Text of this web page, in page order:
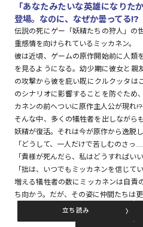
リキュー
コミックパ
コミックエ
閉じる
「あなたみたいな英雄になり
登場。なのに、なぜか曇ってる!?
伝説の死にゲー「妖精たちの狩人」の
重感情を向けられているミッカネン。
彼は近頃、ゲームの原作開始前に人類
を見るようになる。幼少期に彼女と親
の攻撃から彼を庇い既にクルクッタは
のシナリオに影響することを防ぐため
カネンの前へついに原作主人公が現れ――!?
そんな中、多くの犠牲者を出しながら
妖精が復活。それは今が原作から逸脱
「どうして、一人だけで苦しむのさっ
「貴様が死んだら、私はどうすればいい
「拙は、いつでもミッカネンを信じてい
増える犠牲者の数にミッカネンは自責
ち向かう。だが、その姿に仲間たちは更
立ち読み